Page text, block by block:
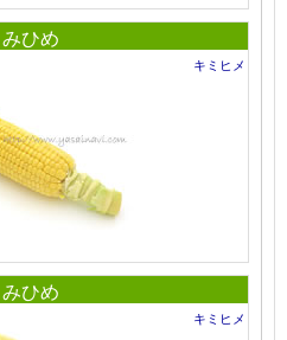
ひめ
キミヒメ
ひめ
キミヒメ